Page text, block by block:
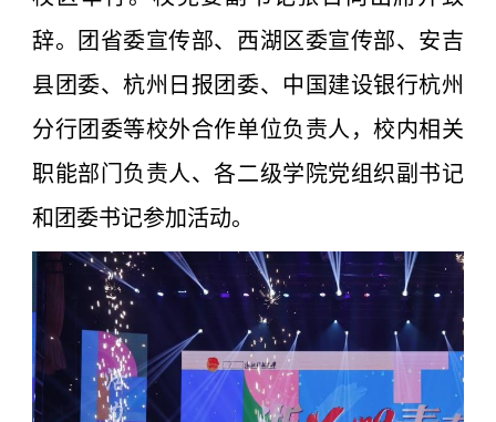
辞。团省委宣传部、西湖区委宣传部、安吉
县团委、杭州日报团委、中国建设银行杭州
分行团委等校外合作单位负责人，校内相关
职能部门负责人、各二级学院党组织副书记
和团委书记参加活动。